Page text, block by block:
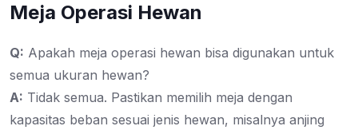
Meja Operasi Hewan
Q: Apakah meja operasi hewan bisa digunakan untuk
semua ukuran hewan?
A: Tidak semua. Pastikan memilih meja dengan
kapasitas beban sesuai jenis hewan, misalnya anjing